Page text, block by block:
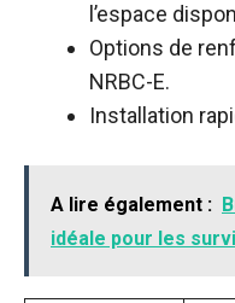
l’espace
Options de
NRBC-E.
Installation
A lire également :
idéale pour les